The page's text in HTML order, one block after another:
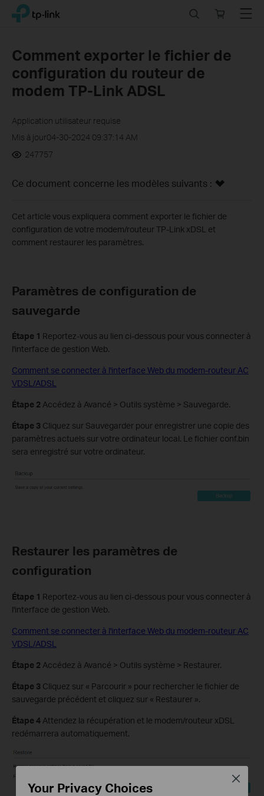
Click
navigation
TP-Link, Reliably Smart
store
Menu
Comment exporter le fichier de
configuration du routeur de
modem TP-Link ADSL
Application utilisateur requise
Mis à jour04-30-2024 09:37:14 AM
247757
Ce document concerne les modèles suivants :
Cet article vous expliquera comment exporter le fichier de
configuration de votre modem/routeur TP-Link xDSL et
comment restaurer les paramètres.
Paramètres de configuration de
sauvegarde
Étape 1 Reportez-vous au lien ci-dessous pour vous connecter à
l'interface de gestion Web.
Comment se connecter à l'interface Web du modem-routeur AC
VDSL/ADSL
Étape 2 Accédez à Avancé > Outils système > Sauvegarde.
Étape 3 Cliquez sur Sauvegarder pour enregistrer une copie des
paramètres actuels sur votre ordinateur local. Le fichier conf.bin
sera enregistré sur votre ordinateur.
Restaurer les paramètres de
configuration
Étape 1 Reportez-vous au lien ci-dessous pour vous connecter à
l'interface de gestion Web.
Comment se connecter à l'interface Web du modem-routeur AC
VDSL/ADSL
Étape 2 Accédez à Avancé > Outils système > Restaurer.
Étape 3 Cliquez sur « Parcourir » pour rechercher le fichier de
sauvegarde précédent et cliquez sur « Restaurer ».
Étape 4 Attendez la récupération et le modem/routeur xDSL
redémarrera automatiquement.
Your Privacy Choices
Close